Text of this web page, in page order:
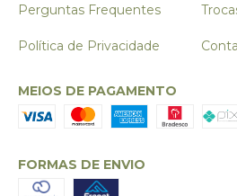
Perguntas Frequentes
Política de Privacidade
MEIOS DE PAGAMENTO
FORMAS DE ENVIO